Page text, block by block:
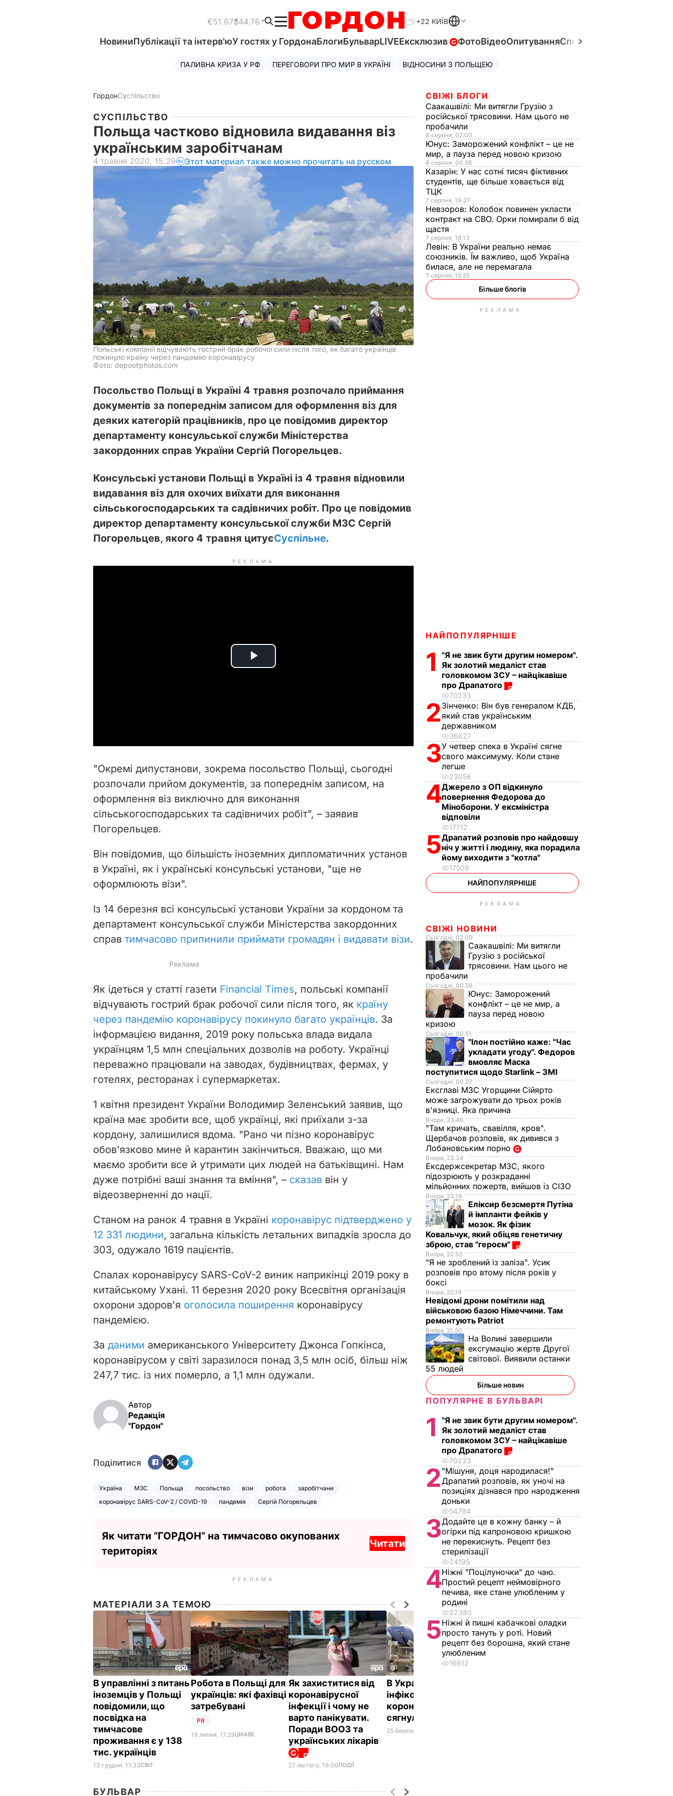
€51.67$44.76 +22 КИЇВ
НовиниПублікації та інтерв'юУ гостях у ГордонаБлогиБульварLIVEЕксклюзив ФотоВідеоОпитуванняСпецпроєкти
ПАЛИВНА КРИЗА У РФ ПЕРЕГОВОРИ ПРО МИР В УКРАЇНІ ВІДНОСИНИ З ПОЛЬЩЕЮ
ГордонСуспільство
СУСПІЛЬСТВО
Польща частково відновила видавання віз
українським заробітчанам
4 травня 2020, 15.29 Этот материал также можно прочитать на русском
Польські компанії відчувають гострий брак робочої сили після того, як багато українців
покинуло країну через пандемію коронавірусу
Фото: depositphotos.com
Посольство Польщі в Україні 4 травня розпочало приймання
документів за попереднім записом для оформлення віз для
деяких категорій працівників, про це повідомив директор
департаменту консульської служби Міністерства
закордонних справ України Сергій Погорельцев.
Консульські установи Польщі в Україні із 4 травня відновили
видавання віз для охочих виїхати для виконання
сільськогосподарських та садівничих робіт. Про це повідомив
директор департаменту консульської служби МЗС Сергій
Погорельцев, якого 4 травня цитуєСуспільне.
РЕКЛАМА
P
i
d
o
"Окремі дипустанови, зокрема посольство Польщі, сьогодні
розпочали прийом документів, за попереднім записом, на
оформлення віз виключно для виконання
сільськогосподарських та садівничих робіт", – заявив
Погорельцев.
Він повідомив, що більшість іноземних дипломатичних установ
в Україні, як і українські консульські установи, "ще не
оформлюють візи".
Із 14 березня всі консульські установи України за кордоном та
департамент консульської служби Міністерства закордонних
справ тимчасово припинили приймати громадян і видавати візи.
Як ідеться у статті газети Financial Times, польські компанії
відчувають гострий брак робочої сили після того, як країну
через пандемію коронавірусу покинуло багато українців. За
інформацією видання, 2019 року польська влада видала
українцям 1,5 млн спеціальних дозволів на роботу. Українці
переважно працювали на заводах, будівництвах, фермах, у
готелях, ресторанах і супермаркетах.
1 квітня президент України Володимир Зеленський заявив, що
країна має зробити все, щоб українці, які приїхали з-за
кордону, залишилися вдома. "Рано чи пізно коронавірус
обов'язково мине й карантин закінчиться. Вважаю, що ми
маємо зробити все й утримати цих людей на батьківщині. Нам
дуже потрібні ваші знання та вміння", – сказав він у
відеозверненні до нації.
Станом на ранок 4 травня в Україні коронавірус підтверджено у
12 331 людини, загальна кількість летальних випадків зросла до
303, одужало 1619 пацієнтів.
Спалах коронавірусу SARS-CoV-2 виник наприкінці 2019 року в
китайському Ухані. 11 березня 2020 року Всесвітня організація
охорони здоров'я оголосила поширення коронавірусу
пандемією.
За даними американського Університету Джонса Гопкінса,
коронавірусом у світі заразилося понад 3,5 млн осіб, більш ніж
247,7 тис. із них померло, а 1,1 млн одужали.
Автор
Редакція
"Гордон"
Поділитися
Україна МЗС Польща посольство візи робота
заробітчани
коронавірус SARS-CoV-2 / COVID-19
пандемія Сергій Погорельцев
Як читати ”ГОРДОН” на тимчасово окупованих
територіях
Читати
РЕКЛАМА
МАТЕРІАЛИ ЗА ТЕМОЮ
В управлінні з питань
іноземців у Польщі
повідомили, що
посвідка на
тимчасове
проживання є у 138
тис. українців
13 грудня, 17.33СВІТ
Робота в Польщі для
українців: які фахівці
затребувані
PR
19 липня, 17.29ЦІКАВЕ
Як захиститися від
коронавірусної
інфекції і чому не
варто панікувати.
Поради ВООЗ та
українських лікарів
27 лютого, 19.00ПОДІЇ
В Україні кількість
інфікованих
коронавірусом
сягнула 145
25 березня, 22.34
БУЛЬВАР
СВІЖІ БЛОГИ
Саакашвілі: Ми витягли Грузію з
російської трясовини. Нам цього не
пробачили
8 серпня, 02.00
Юнус: Заморожений конфлікт – це не
мир, а пауза перед новою кризою
8 серпня, 00.56
Казарін: У нас сотні тисяч фіктивних
студентів, ще більше ховається від
ТЦК
7 серпня, 19.27
Невзоров: Колобок повинен укласти
контракт на СВО. Орки помирали б від
щастя
7 серпня, 16.13
Левін: В України реально немає
союзників. Їм важливо, щоб Україна
билася, але не перемагала
7 серпня, 15.25
Більше блогів
РЕКЛАМА
НАЙПОПУЛЯРНІШЕ
1
"Я не звик бути другим номером".
Як золотий медаліст став
головкомом ЗСУ – найцікавіше
про Драпатого
70233
2 Зінченко: Він був генералом КДБ,
який став українським
державником
36627
3У четвер спека в Україні сягне
свого максимуму. Коли стане
легше
23056
4Джерело з ОП відкинуло
повернення Федорова до
Міноборони. У ексміністра
відповіли
17712
5Драпатий розповів про найдовшу
ніч у житті і людину, яка порадила
йому виходити з "котла"
17509
НАЙПОПУЛЯРНІШЕ
РЕКЛАМА
СВІЖІ НОВИНИ
Сьогодні, 02.00
Саакашвілі: Ми витягли
Грузію з російської
трясовини. Нам цього не
пробачили
Сьогодні, 00.56
Юнус: Заморожений
конфлікт – це не мир, а
пауза перед новою
кризою
Сьогодні, 00.51
"Ілон постійно каже: "Час
укладати угоду". Федоров
вмовляє Маска
поступитися щодо Starlink – ЗМІ
Сьогодні, 00.27
Ексглаві МЗС Угорщини Сійярто
може загрожувати до трьох років
в'язниці. Яка причина
Вчора, 23.46
"Там кричать, свавілля, кров".
Щербачов розповів, як дивився з
Лобановським порно
Вчора, 23.34
Ексдержсекретар МЗС, якого
підозрюють у розкраданні
мільйонних пожертв, вийшов із СІЗО
Вчора, 23.18
Еліксир безсмертя Путіна
й імпланти фейків у
мозок. Як фізик
Ковальчук, який обіцяв генетичну
зброю, став "героєм"
Вчора, 22.53
"Я не зроблений із заліза". Усик
розповів про втому після років у
боксі
Вчора, 22.19
Невідомі дрони помітили над
військовою базою Німеччини. Там
ремонтують Patriot
Вчора, 21.50
На Волині завершили
ексгумацію жертв Другої
світової. Виявили останки
55 людей
Більше новин
ПОПУЛЯРНЕ В БУЛЬВАРІ
1
"Я не звик бути другим номером".
Як золотий медаліст став
головкомом ЗСУ – найцікавіше
про Драпатого
70233
2 "Мішуня, доця народилася!"
Драпатий розповів, як уночі на
позиціях дізнався про народження
доньки
54794
3Додайте це в кожну банку – й
огірки під капроновою кришкою
не перекиснуть. Рецепт без
стерилізації
24195
4Ніжні "Поцілуночки" до чаю.
Простий рецепт неймовірного
печива, яке стане улюбленим у
родині
22380
5Ніжні й пишні кабачкові оладки
просто тануть у роті. Новий
рецепт без борошна, який стане
улюбленим
16612